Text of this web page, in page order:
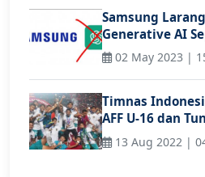
Samsung
Generative AI
02 May 2023 |
Timnas
AFF U-16 dan
13 Aug 2022 |